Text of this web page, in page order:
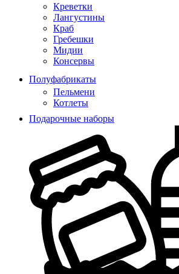
Креветки
Лангустины
Краб
Гребешки
Мидии
Консервы
Полуфабрикаты
Пельмени
Котлеты
Подарочные наборы